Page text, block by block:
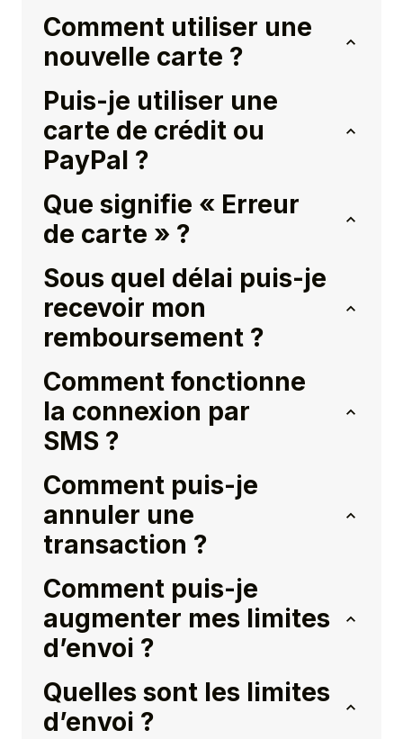
Comment utiliser une
nouvelle carte ?
Puis-je utiliser une
carte de crédit ou
PayPal ?
Que signifie « Erreur
de carte » ?
Sous quel délai puis-je
recevoir mon
remboursement ?
Comment fonctionne
la connexion par
SMS ?
Comment puis-je
annuler une
transaction ?
Comment puis-je
augmenter mes limites
d’envoi ?
Quelles sont les limites
d’envoi ?